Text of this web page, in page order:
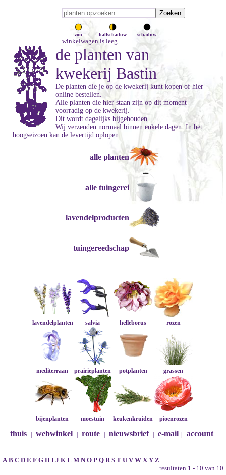
zon halfschaduw schaduw
winkelwagen is leeg
de planten van
kwekerij Bastin
De planten die je op de kwekerij kunt kopen of hier
online bestellen.
Alle planten die hier staan zijn op dit moment
voorradig op de kwekerij.
Dit wordt dagelijks bijgehouden.
Wij verzenden normaal binnen enkele dagen. In het
hoogseizoen kan de levertijd oplopen.
alle planten
alle tuingerei
lavendelproducten
tuingereedschap
lavendelplanten salvia helleborus rozen
mediterraan prairieplanten potplanten grassen
bijenplanten moestuin keukenkruiden pioenrozen
thuis webwinkel route nieuwsbrief e-mail account
A B C D E F G H I J K L M N O P Q R S T U V W X Y Z
resultaten 1 - 10 van 10